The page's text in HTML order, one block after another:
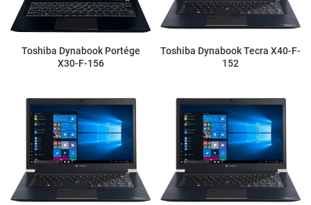
Toshiba Dynabook Portége
X30-F-156
Toshiba Dynabook Tecra X40-F-
152